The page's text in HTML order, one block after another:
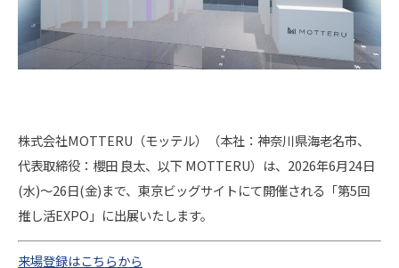
株式会社MOTTERU（モッテル）（本社：神奈川県海老名市、
代表取締役：櫻田 良太、以下 MOTTERU）は、2026年6月24日
(水)〜26日(金)まで、東京ビッグサイトにて開催される「第5回
推し活EXPO」に出展いたします。
来場登録はこちらから